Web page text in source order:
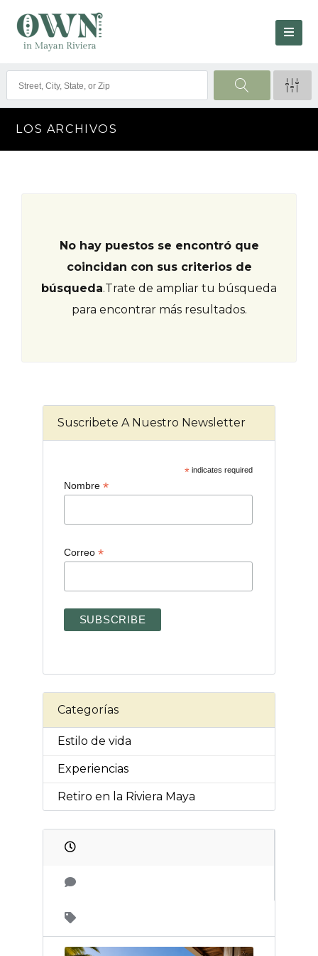
LOS ARCHIVOS
No hay puestos se encontró que
coincidan con sus criterios de
búsqueda.Trate de ampliar tu búsqueda
para encontrar más resultados.
Suscribete A Nuestro Newsletter
*indicates required
Nombre *
Correo *
Categorías
Estilo de vida
Experiencias
Retiro en la Riviera Maya